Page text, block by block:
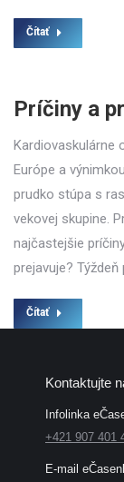
Čítať
Príčiny a
Kardiovaskulárne
Európe a
prudko stúpa s
vekovej skupine.
najčastejšie
prejavuje?
Čítať
Kontaktujte
Infolinka
+421 907 401
E-mail